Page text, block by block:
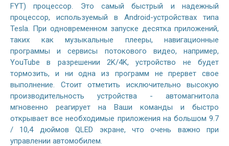
FYT) процессор. Это самый быстрый и надежный
процессор, используемый в Android-устройствах типа
Tesla. При одновременном запуске десятка приложений,
таких как музыкальные плееры, навигационные
программы и сервисы потокового видео, например,
YouTube в разрешении 2K/4K, устройство не будет
тормозить, и ни одна из программ не прервет свое
выполнение. Стоит отметить исключительно высокую
производительность устройства - автомагнитола
мгновенно реагирует на Ваши команды и быстро
открывает все необходимые приложения на большом 9.7
/ 10,4 дюймов QLED экране, что очень важно при
управлении автомобилем.